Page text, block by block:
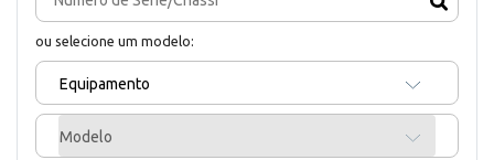
ou selecione um modelo:
Equipamento
Modelo